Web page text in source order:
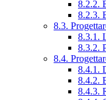
8.2.2.
8.2.3.
8.3.
8.3.1.
8.3.2.
8.4.
8.4.1.
8.4.2.
8.4.3.